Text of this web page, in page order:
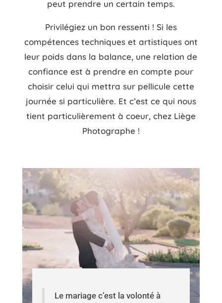
peut prendre un certain temps.
Privilégiez un bon ressenti ! Si les
compétences techniques et artistiques ont
leur poids dans la balance, une relation de
confiance est à prendre en compte pour
choisir celui qui mettra sur pellicule cette
journée si particulière. Et c’est ce qui nous
tient particulièrement à coeur, chez Liège
Photographe !
Le mariage c’est la volonté à